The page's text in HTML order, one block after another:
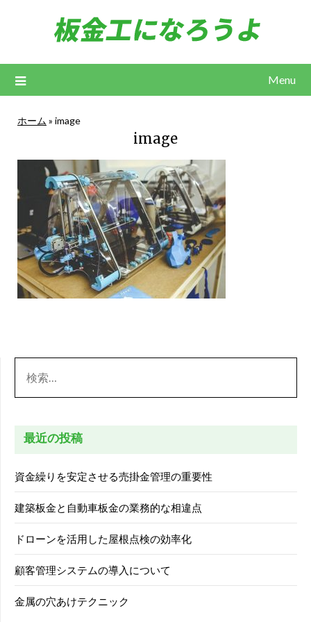
Menu
ホーム » image
image
索:
最近の投稿
資金繰りを安定させる売掛金管理の重要性
建築板金と自動車板金の業務的な相違点
ドローンを活用した屋根点検の効率化
顧客管理システムの導入について
金属の穴あけテクニック